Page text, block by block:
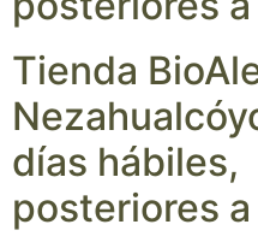
Tienda
días hábiles,
posteriores